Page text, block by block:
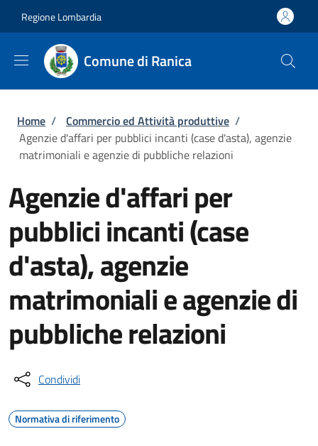
Regione Lombardia
Comune di Ranica
Briciole di pane
Home / Commercio ed Attività produttive /
Agenzie d'affari per pubblici incanti (case d'asta), agenzie
matrimoniali e agenzie di pubbliche relazioni
Agenzie d'affari per
pubblici incanti (case
d'asta), agenzie
matrimoniali e agenzie di
pubbliche relazioni
Condividi
Normativa di riferimento